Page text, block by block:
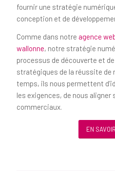
fournir une stratégie
conception et de
Comme dans notre agence
wallonne, notre stratégie
processus de découverte et
stratégiques de la réussite de
temps, ils nous permettent
les exigences, de nous aligner
commerciaux.
EN